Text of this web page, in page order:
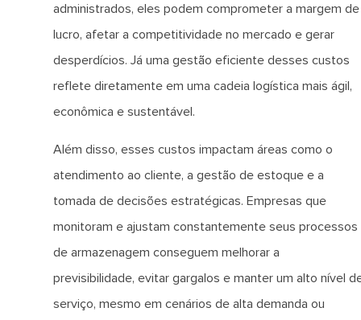
administrados, eles podem comprometer a margem de
lucro, afetar a competitividade no mercado e gerar
desperdícios. Já uma gestão eficiente desses custos
reflete diretamente em uma cadeia logística mais ágil,
econômica e sustentável.
Além disso, esses custos impactam áreas como o
atendimento ao cliente, a gestão de estoque e a
tomada de decisões estratégicas. Empresas que
monitoram e ajustam constantemente seus processos
de armazenagem conseguem melhorar a
previsibilidade, evitar gargalos e manter um alto nível
serviço, mesmo em cenários de alta demanda ou